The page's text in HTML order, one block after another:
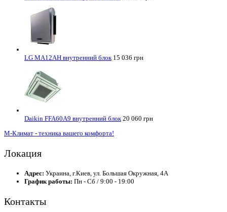
LG MA12AH внутренний блок 15 036 грн
Daikin FFA60A9 внутренний блок 20 060 грн
М-Климат - техника вашего комфорта!
Локация
Адрес: Украина, г.Киев, ул. Большая Окружная, 4А
График работы: Пн - Сб / 9:00 - 19:00
Контакты